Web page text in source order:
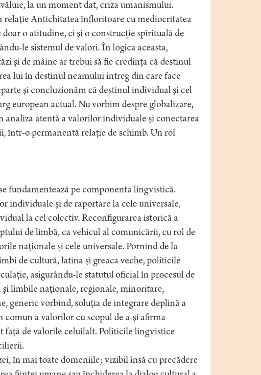
la un moment dat, criza umanismului.
relaţie Antichitatea înfloritoare cu mediocritatea
o atitudine, ci şi o construcţie spirituală de
le sistemul de valori. În logica aceasta,
şi de mâine ar trebui să fie credinţa că destinul
lui în destinul neamului întreg din care face
şi concluzionăm că destinul individual şi cel
european actual. Nu vorbim despre globalizare,
atentă a valorilor individuale şi conectarea
într-o permanentă relaţie de schimb. Un rol
fundamentează pe componenta lingvistică.
individuale şi de raportare la cele universale,
la cel colectiv. Reconfigurarea istorică a
de limbă, ca vehicul al comunicării, cu rol de
naţionale şi cele universale. Pornind de la
de cultură, latina şi greaca veche, politicile
asigurându-le statutul oficial în procesul de
limbile naţionale, regionale, minoritare,
generic vorbind, soluţia de integrare deplină a
comun a valorilor cu scopul de a-şi afirma
faţă de valorile celuilalt. Politicile lingvistice
în mai toate domeniile; vizibil însă cu precădere